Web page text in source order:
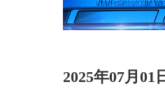
2025年07月01